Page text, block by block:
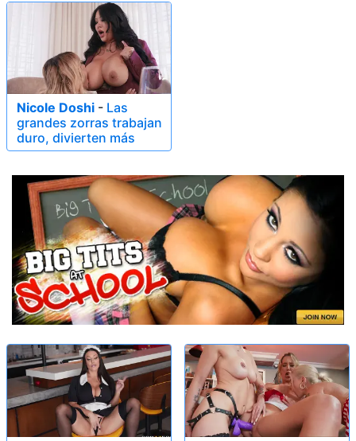
Nicole Doshi - Las
grandes zorras trabajan
duro, divierten más